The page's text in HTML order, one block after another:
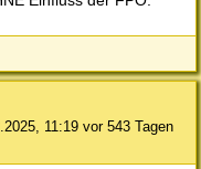
11:19 vor 543 Tagen